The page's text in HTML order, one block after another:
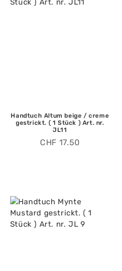
Handtuch Altum beige / creme
gestrickt. ( 1 Stück ) Art. nr.
JL11
CHF 17.50